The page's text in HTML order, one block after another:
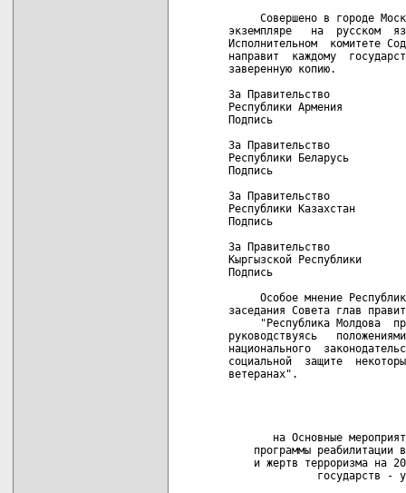
Совершено в городе
экземпляре   на  русском
Исполнительном  комитете
направит  каждому
заверенную копию.
За Правительство
Республики Армения
Подпись
За Правительство
Республики Беларусь
Подпись
За Правительство
Республики Казахстан
Подпись
За Правительство
Кыргызской
Подпись
Особое мнение
заседания Совета глав
"Республика Молдова
руководствуясь
национального
социальной  защите
ветеранах".
на Основные
программы реабилитации
и жертв терроризма на
государств -